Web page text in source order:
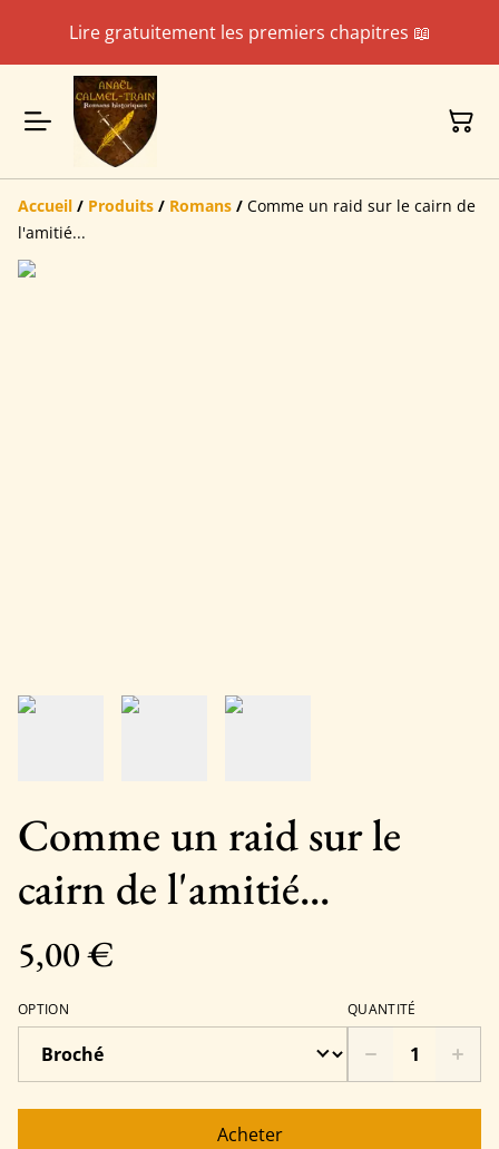
Lire gratuitement les premiers chapitres 📖
Accueil / Produits / Romans / Comme un raid sur le cairn de
l'amitié...
Comme un raid sur le
cairn de l'amitié...
5,00 €
OPTION QUANTITÉ
Acheter